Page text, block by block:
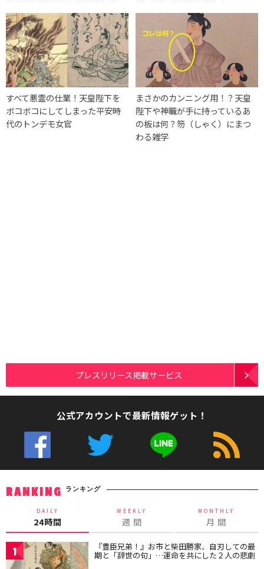
すべて悪霊の仕業！天皇陛下を
ボコボコにしてしまった平安時
代のトンデモ女官
まさかのカンニング用！？天皇
陛下や神職が手に持っているあ
の板は何？笏（しゃく）にまつ
わる雑学
プレスリリース掲載サービス
公式アカウントで最新情報ゲット！
RANKING ランキング
DAILY
24時間
WEEKLY
週 間
MONTHLY
月 間
1 『豊臣兄弟！』お市と柴田勝家、自刃しての最
期と「辞世の句」…運命を共にした２人の悲劇